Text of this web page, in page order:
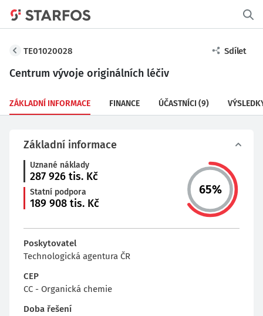
TE01020028 Sdílet
Centrum vývoje originálních léčiv
ZÁKLADNÍ INFORMACE FINANCE ÚČASTNÍCI (9)
Základní informace
Uznané náklady
287 926 tis. Kč
Statní podpora
189 908 tis. Kč
65%
Poskytovatel
Technologická agentura ČR
CEP
CC - Organická chemie
Doba řešení